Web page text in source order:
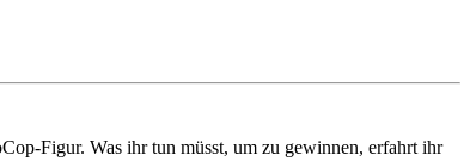
Figur. Was ihr tun müsst, um zu gewinnen, erfahrt ihr